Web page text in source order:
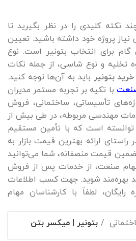
نکته کلیدی را در نظر بگیرید تا
پروژه خود داشته باشید. تعیین
گام برای انتخاب بتونیر است. نوع
تخلیه و نوع شاسی، از جمله نکات
خرید بتونیر باید به آن‌ها توجه کنید.
با تکیه بر تجربه مستمر مدیران
تأسیساتی، ساختمانی، فروش
مهندسی مربوطه، در طی بیش از
توانسته است که با تأمین مستقیم
ارائه بهترین قیمت بازار به
تضمین قیمت منصفانه، شما می‌توانید
صنعت، از خدمات پس از فروش
بهره‌مند شوید. جهت کسب اطلاعات
رایگان، لطفاً با کارشناسان مهام
بتونیر | میکسر بتن